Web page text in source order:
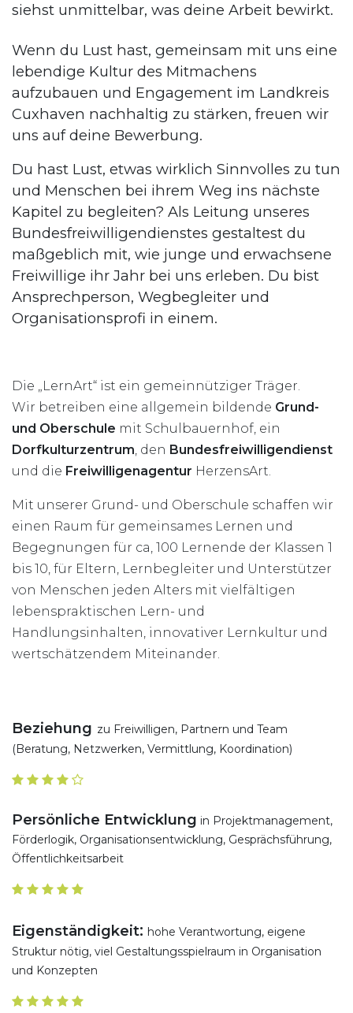
siehst unmittelbar, was deine Arbeit bewirkt.
Wenn du Lust hast, gemeinsam mit uns eine
lebendige Kultur des Mitmachens
aufzubauen und Engagement im Landkreis
Cuxhaven nachhaltig zu stärken, freuen wir
uns auf deine Bewerbung.
Du hast Lust, etwas wirklich Sinnvolles zu tun
und Menschen bei ihrem Weg ins nächste
Kapitel zu begleiten? Als Leitung unseres
Bundesfreiwilligendienstes gestaltest du
maßgeblich mit, wie junge und erwachsene
Freiwillige ihr Jahr bei uns erleben. Du bist
Ansprechperson, Wegbegleiter und
Organisationsprofi in einem.
Die „LernArt“ ist ein gemeinnütziger Träger.
Wir betreiben eine allgemein bildende Grund-
und Oberschule mit Schulbauernhof, ein
Dorfkulturzentrum, den Bundesfreiwilligendienst
und die Freiwilligenagentur HerzensArt.
Mit unserer Grund- und Oberschule schaffen wir
einen Raum für gemeinsames Lernen und
Begegnungen für ca, 100 Lernende der Klassen 1
bis 10, für Eltern, Lernbegleiter und Unterstützer
von Menschen jeden Alters mit vielfältigen
lebenspraktischen Lern- und
Handlungsinhalten, innovativer Lernkultur und
wertschätzendem Miteinander.
Beziehung zu Freiwilligen, Partnern und Team
(Beratung, Netzwerken, Vermittlung, Koordination)
Persönliche Entwicklung in Projektmanagement,
Förderlogik, Organisationsentwicklung, Gesprächsführung,
Öffentlichkeitsarbeit
Eigenständigkeit: hohe Verantwortung, eigene
Struktur nötig, viel Gestaltungsspielraum in Organisation
und Konzepten